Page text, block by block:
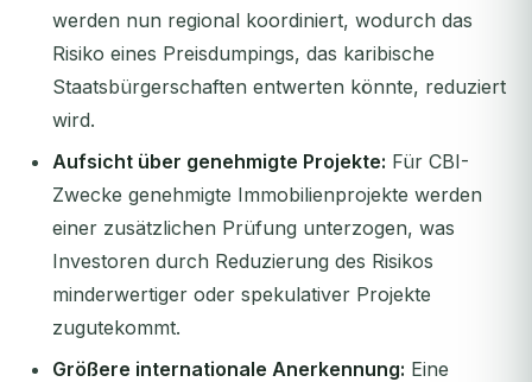
werden nun regional koordiniert, wodurch das
Risiko eines Preisdumpings, das karibische
Staatsbürgerschaften entwerten könnte, reduziert
wird.
Aufsicht über genehmigte Projekte: Für CBI-
Zwecke genehmigte Immobilienprojekte werden
einer zusätzlichen Prüfung unterzogen, was
Investoren durch Reduzierung des Risikos
minderwertiger oder spekulativer Projekte
zugutekommt.
Größere internationale Anerkennung: Eine